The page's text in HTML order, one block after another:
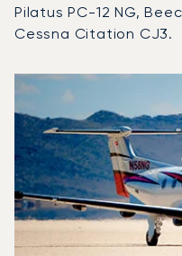
Pilatus PC-12 NG,
Cessna Citation CJ3.
Zdjęcie samolotu
Prędkość (km/h)
Zasięg (NM)